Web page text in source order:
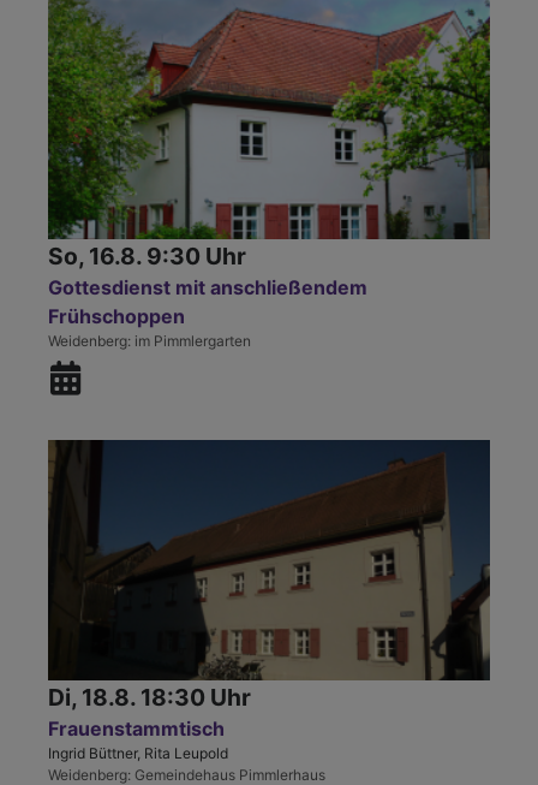
So, 16.8. 9:30 Uhr
Gottesdienst mit anschließendem
Frühschoppen
Weidenberg im Pimmlergarten
Di, 18.8. 18:30 Uhr
Frauenstammtisch
Ingrid Büttner, Rita Leupold
Weidenberg Gemeindehaus Pimmlerhaus